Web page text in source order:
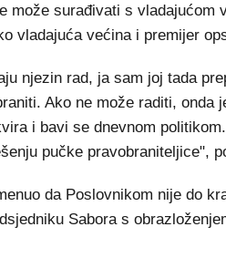
može surađivati s
vladajuća većina i premijer
njezin rad, ja sam joj tada
Ako ne može raditi, onda
i bavi se dnevnom
pučke pravobraniteljice",
da Poslovnikom nije do
Sabora s